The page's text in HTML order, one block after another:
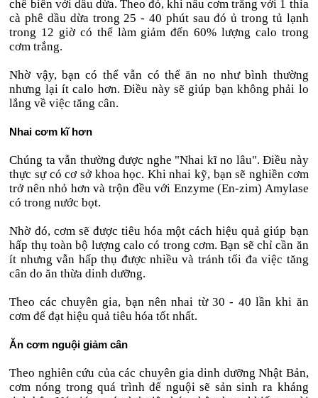
chế biến với dầu dừa. Theo đó, khi nấu cơm trắng với 1 thìa
cà phê dầu dừa trong 25 - 40 phút sau đó ủ trong tủ lạnh
trong 12 giờ có thể làm giảm đến 60% lượng calo trong
cơm trắng.
Nhờ vậy, bạn có thể vẫn có thể ăn no như bình thường
nhưng lại ít calo hơn. Điều này sẽ giúp bạn không phải lo
lắng về việc tăng cân.
Nhai cơm kĩ hơn
Chúng ta vẫn thường được nghe "Nhai kĩ no lâu". Điều này
thực sự có cơ sở khoa học. Khi nhai kỹ, bạn sẽ nghiền cơm
trở nên nhỏ hơn và trộn đều với Enzyme (En-zim) Amylase
có trong nước bọt.
Nhờ đó, cơm sẽ được tiêu hóa một cách hiệu quả giúp bạn
hấp thụ toàn bộ lượng calo có trong cơm. Bạn sẽ chỉ cần ăn
ít nhưng vẫn hấp thụ được nhiều và tránh tối đa việc tăng
cân do ăn thừa dinh dưỡng.
Theo các chuyên gia, bạn nên nhai từ 30 - 40 lần khi ăn
cơm để đạt hiệu quả tiêu hóa tốt nhất.
Ăn cơm nguội giảm cân
Theo nghiên cứu của các chuyên gia dinh dưỡng Nhật Bản,
cơm nóng trong quá trình để nguội sẽ sản sinh ra kháng